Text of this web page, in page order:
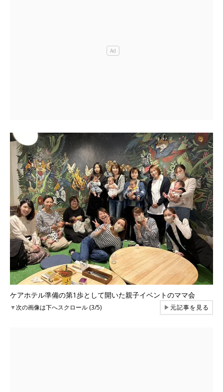
ケアホテル準備の第1歩として開いた親子イベントのママ会
▼次の画像は下へスクロール (3/5) ▶元記事を見る